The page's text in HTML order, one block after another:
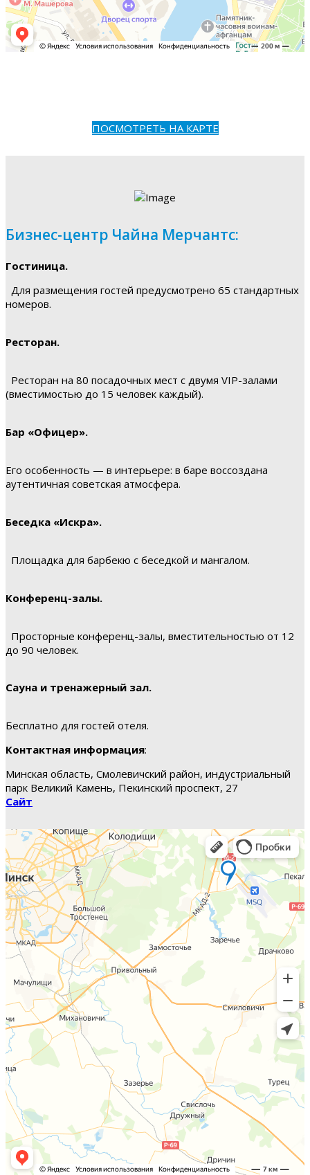
ПОСМОТРЕТЬ НА КАРТЕ
Бизнес-центр Чайна Мерчантс:
Гостиница.
Для размещения гостей предусмотрено 65 стандартных
номеров.
Ресторан.
Ресторан на 80 посадочных мест с двумя VIP-залами
(вместимостью до 15 человек каждый).
Бар «Офицер».
Его особенность — в интерьере: в баре воссоздана
аутентичная советская атмосфера.
Беседка «Искра».
Площадка для барбекю с беседкой и мангалом.
Конференц-залы.
Просторные конференц-залы, вместительностью от 12
до 90 человек.
Сауна и тренажерный зал.
Бесплатно для гостей отеля.
Контактная информация:
Минская область, Смолевичский район, индустриальный
парк Великий Камень, Пекинский проспект, 27
Сайт